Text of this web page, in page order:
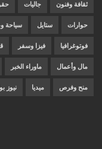
ثقافة وفنون جاليات
حوارات ستايل سياحة
فوتوغرافيا فيزا وسفر
مال وأعمال ماوراء الخبر
منح وفرص ميديا نيوز